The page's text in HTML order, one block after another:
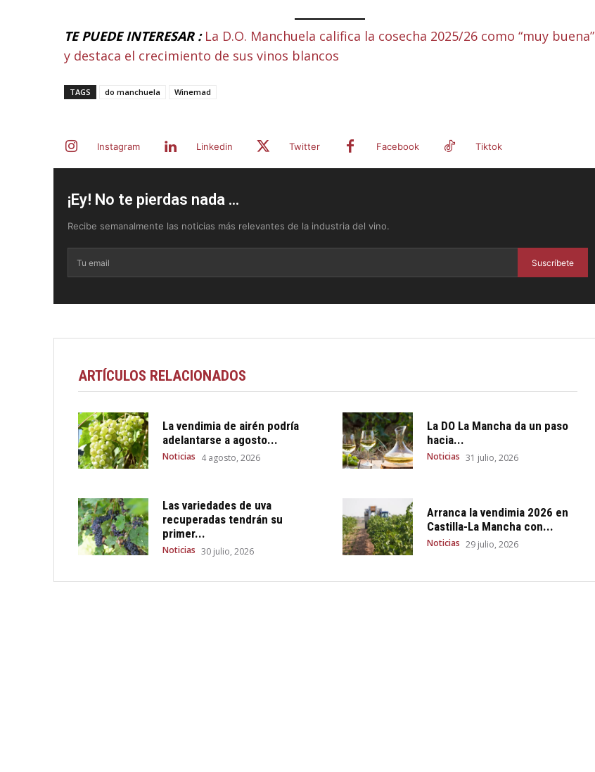
TE PUEDE INTERESAR : La D.O. Manchuela califica la cosecha 2025/26 como “muy buena”
y destaca el crecimiento de sus vinos blancos
TAGS do manchuela Winemad
Instagram Linkedin Twitter Facebook Tiktok
¡Ey! No te pierdas nada ...
Recibe semanalmente las noticias más relevantes de la industria del vino.
Suscríbete
ARTÍCULOS RELACIONADOS
La vendimia de airén podría
adelantarse a agosto...
Noticias 4 agosto, 2026
La DO La Mancha da un paso
hacia...
Noticias 31 julio, 2026
Las variedades de uva
recuperadas tendrán su
primer...
Noticias 30 julio, 2026
Arranca la vendimia 2026 en
Castilla-La Mancha con...
Noticias 29 julio, 2026